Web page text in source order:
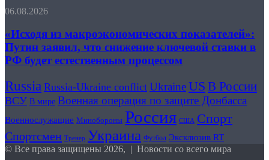
в
России
разгрома,
«Зениту»
и
«Краснодару»
победить
новички
«Исходя
макроэкономических
показателей»:
Путин
заявил,
снижение
ключевой
ставки
в
будет
естественным
06.08.2026
«Исходя из макроэкономических показателей»:
Путин заявил, что снижение ключевой ставки в
РФ будет естественным процессом
Russia Russia-Ukraine conflict UkraineUS В России
ВСУ В мире Военная операция по защите Донбасса
Военнослужащие Минобороны Россия США Спорт
Спортсмен Тренер Украина Футбол Эксклюзив RT
© Все права защищены 2026, | Новости со всего мира